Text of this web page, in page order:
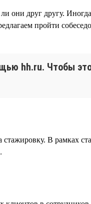
друг другу.
пройти
hh.ru. Чтобы
В рамках